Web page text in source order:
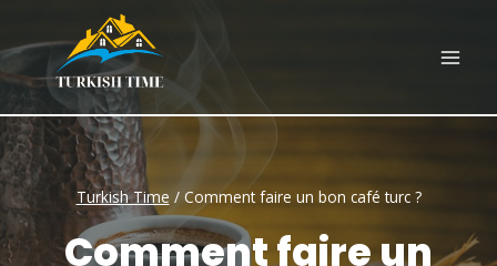
content
Turkish Time / Comment faire un bon café turc ?
Comment faire un